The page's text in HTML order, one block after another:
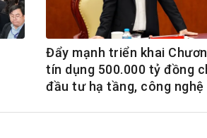
Đẩy mạnh triển khai
tín dụng 500.000 tỷ đồng
đầu tư hạ tầng, công nghệ